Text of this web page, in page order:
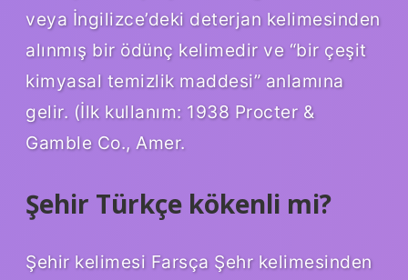
veya İngilizce’deki deterjan kelimesinden
alınmış bir ödünç kelimedir ve “bir çeşit
kimyasal temizlik maddesi” anlamına
gelir. (İlk kullanım: 1938 Procter &
Gamble Co., Amer.
Şehir Türkçe kökenli mi?
Şehir kelimesi Farsça Şehr kelimesinden